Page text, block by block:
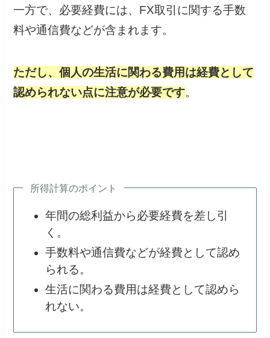
一方で、必要経費には、FX取引に関する手数
料や通信費などが含まれます。
ただし、個人の生活に関わる費用は経費として
認められない点に注意が必要です。
所得計算のポイント
年間の総利益から必要経費を差し引
く。
手数料や通信費などが経費として認め
られる。
生活に関わる費用は経費として認めら
れない。